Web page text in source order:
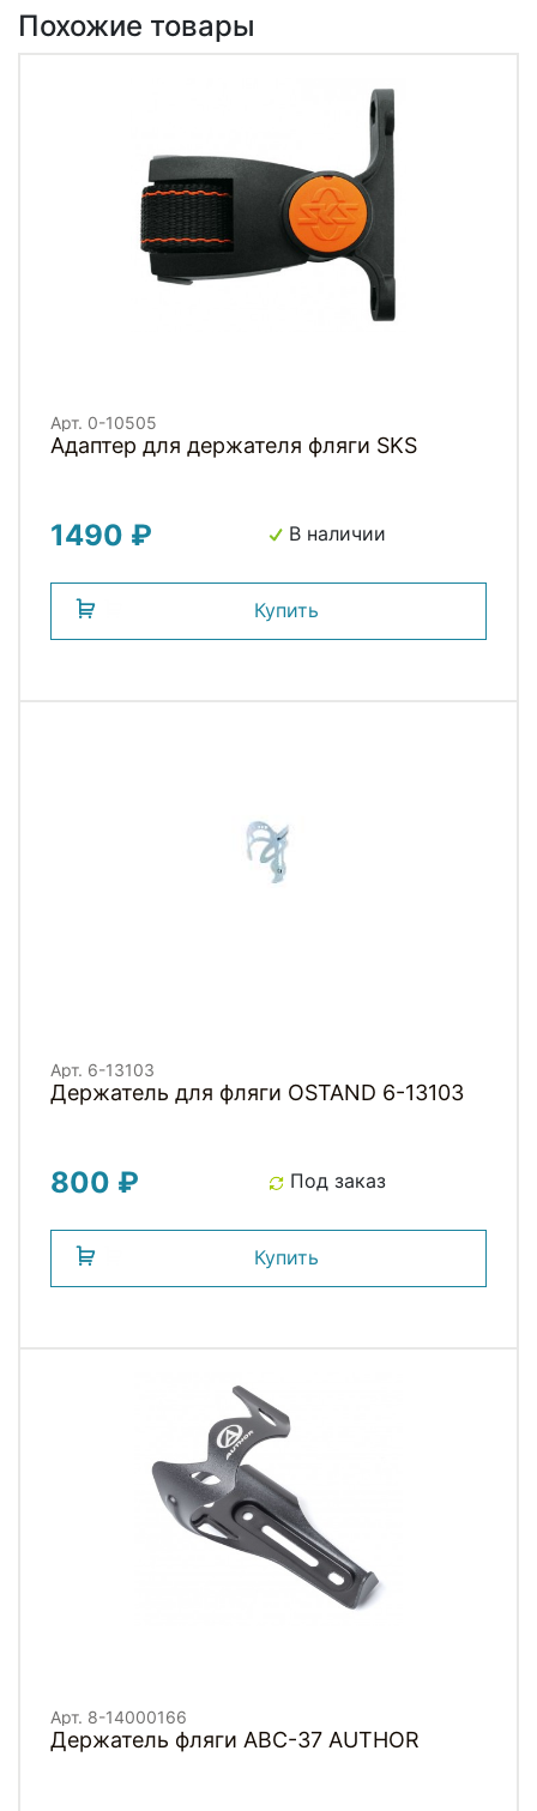
Похожие товары
Арт. 0-10505
Адаптер для держателя фляги SKS
1490 ₽ В наличии
Купить
Арт. 6-13103
Держатель для фляги OSTAND 6-13103
800 ₽ Под заказ
Купить
Арт. 8-14000166
Держатель фляги ABC-37 AUTHOR